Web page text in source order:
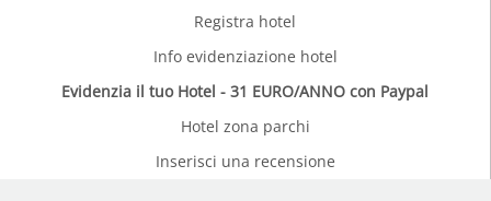
Registra hotel
Info evidenziazione hotel
Evidenzia il tuo Hotel - 31 EURO/ANNO con Paypal
Hotel zona parchi
Inserisci una recensione